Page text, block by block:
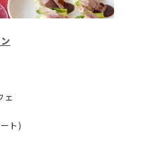
ェ
ト)